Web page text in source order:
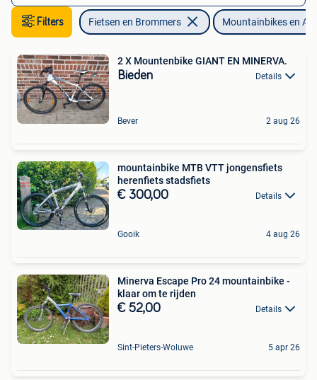
Filters Fietsen en Brommers Mountainbikes en
2 X Mountenbike GIANT EN MINERVA.
Bieden Details
Bever 2 aug 26
mountainbike MTB VTT jongensfiets
herenfiets stadsfiets
€ 300,00 Details
Gooik 4 aug 26
Minerva Escape Pro 24 mountainbike -
klaar om te rijden
€ 52,00 Details
Sint-Pieters-Woluwe 5 apr 26